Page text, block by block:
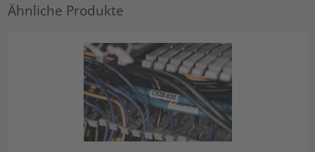
Ähnliche Produkte